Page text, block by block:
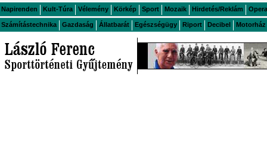
Napirenden Kult-Túra Vélemény Körkép Sport Mozaik Hirdetés/Reklám Opera
Számítástechnika Gazdaság Állatbarát Egészségügy Riport Decibel Motorház